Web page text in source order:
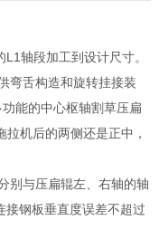
轴段加工到设计尺寸。
舌构造和旋转挂接装
能的中心枢轴割草压扁
机后的两侧还是正中，
与压扁辊左、右轴的轴
接钢板垂直度误差不超过